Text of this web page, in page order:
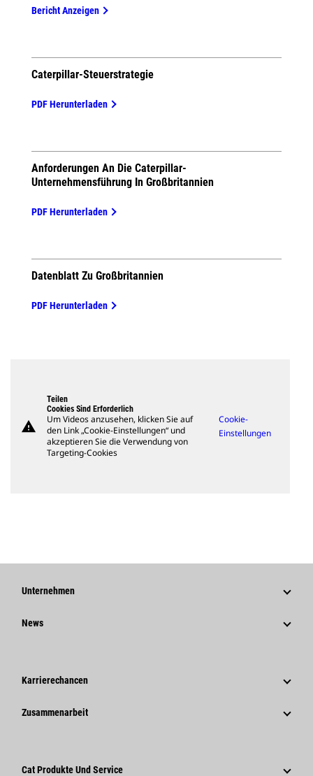
Bericht Anzeigen
Caterpillar-Steuerstrategie
PDF Herunterladen
Anforderungen An Die Caterpillar-
Unternehmensführung In Großbritannien
PDF Herunterladen
Datenblatt Zu Großbritannien
PDF Herunterladen
warning
Teilen
Cookies Sind Erforderlich
Um Videos anzusehen, klicken Sie auf
den Link „Cookie-Einstellungen“ und
akzeptieren Sie die Verwendung von
Targeting-Cookies
Cookie-
Einstellungen
Unternehmen
Verhaltenskodex
Innovation
News
Unternehmensweite Pressemitteilungen
Karrierechancen
Warum Caterpillar?
Zusammenarbeit
Lieferanten
Cat Produkte Und Service